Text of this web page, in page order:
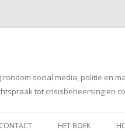
rondom social media, politie en
tot crisisbeheersing en
CONTACT HET BOEK